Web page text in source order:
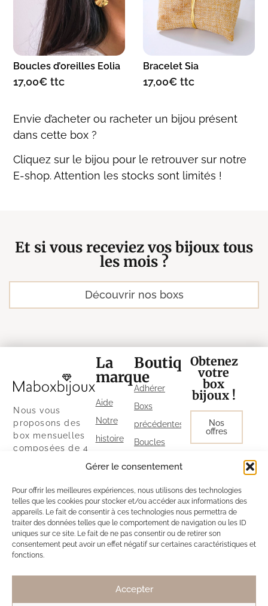
Gérer le consentement
Pour offrir les meilleures expériences, nous utilisons des technologies
telles que les cookies pour stocker et/ou accéder aux informations des
appareils. Le fait de consentir à ces technologies nous permettra de
traiter des données telles que le comportement de navigation ou les ID
uniques sur ce site. Le fait de ne pas consentir ou de retirer son
consentement peut avoir un effet négatif sur certaines caractéristiques et
fonctions.
Accepter
Envie d’acheter ou racheter un bijou présent
dans cette box ?
Cliquez sur le bijou pour le retrouver sur notre
E-shop. Attention les stocks sont limités !
Boucles d’oreilles Eolia
17,00€ ttc
Bracelet Sia
17,00€ ttc
Et si vous receviez vos bijoux tous
les mois ?
Découvrir nos boxs
Nous vous
proposons des
box mensuelles
composées de 4
Découvrez
également notre
boutique ainsi
que nos autres
exclusivités sur
notre site.
La
marque
Aide
Notre
histoire
Parrainage
Politique
de
cookies
Boutique
Adhérer
Boxs
précédentes
Boucles
Bracelets
Bagues
Obtenez
votre
box
bijoux !
Nos
offres